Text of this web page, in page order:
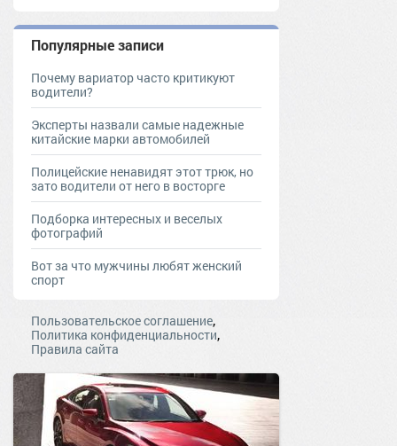
Популярные записи
Почему вариатор часто критикуют
водители?
Эксперты назвали самые надежные
китайские марки автомобилей
Полицейские ненавидят этот трюк, но
зато водители от него в восторге
Подборка интересных и веселых
фотографий
Вот за что мужчины любят женский
спорт
Пользовательское соглашение,
Политика конфиденциальности,
Правила сайта